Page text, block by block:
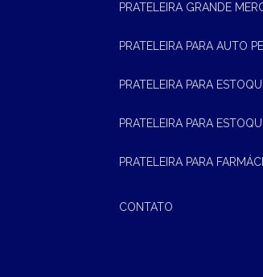
PRATELEIRA GRANDE
PRATELEIRA PARA AUTO
PRATELEIRA PARA
PRATELEIRA PARA
PRATELEIRA PARA
CONTATO